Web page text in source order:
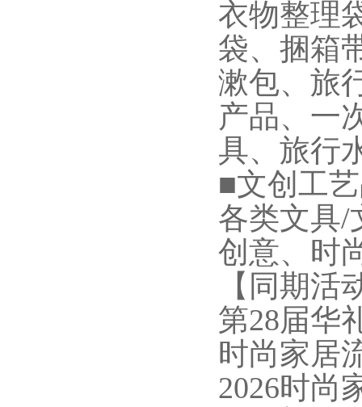
衣物整理
袋、捆箱
漱包、旅
产品、一
具、旅行
■文创工
各类文具/
创意、时
【同期活
第28届华
时尚家居
2026时尚